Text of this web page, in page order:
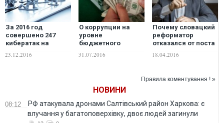
За 2016 год
совершено 247
кибератак на
Украины
23.12.2016
О коррупции на
уровне
бюджетного
31.07.2016
Почему словацкий
реформатор
отказался от поста
финансов Украины
18.04.2016
Правила коментування ! »
НОВИНИ
08:12
РФ атакувала дронами Салтівський район Харкова: є
влучання у багатоповерхівку, двоє людей загинули